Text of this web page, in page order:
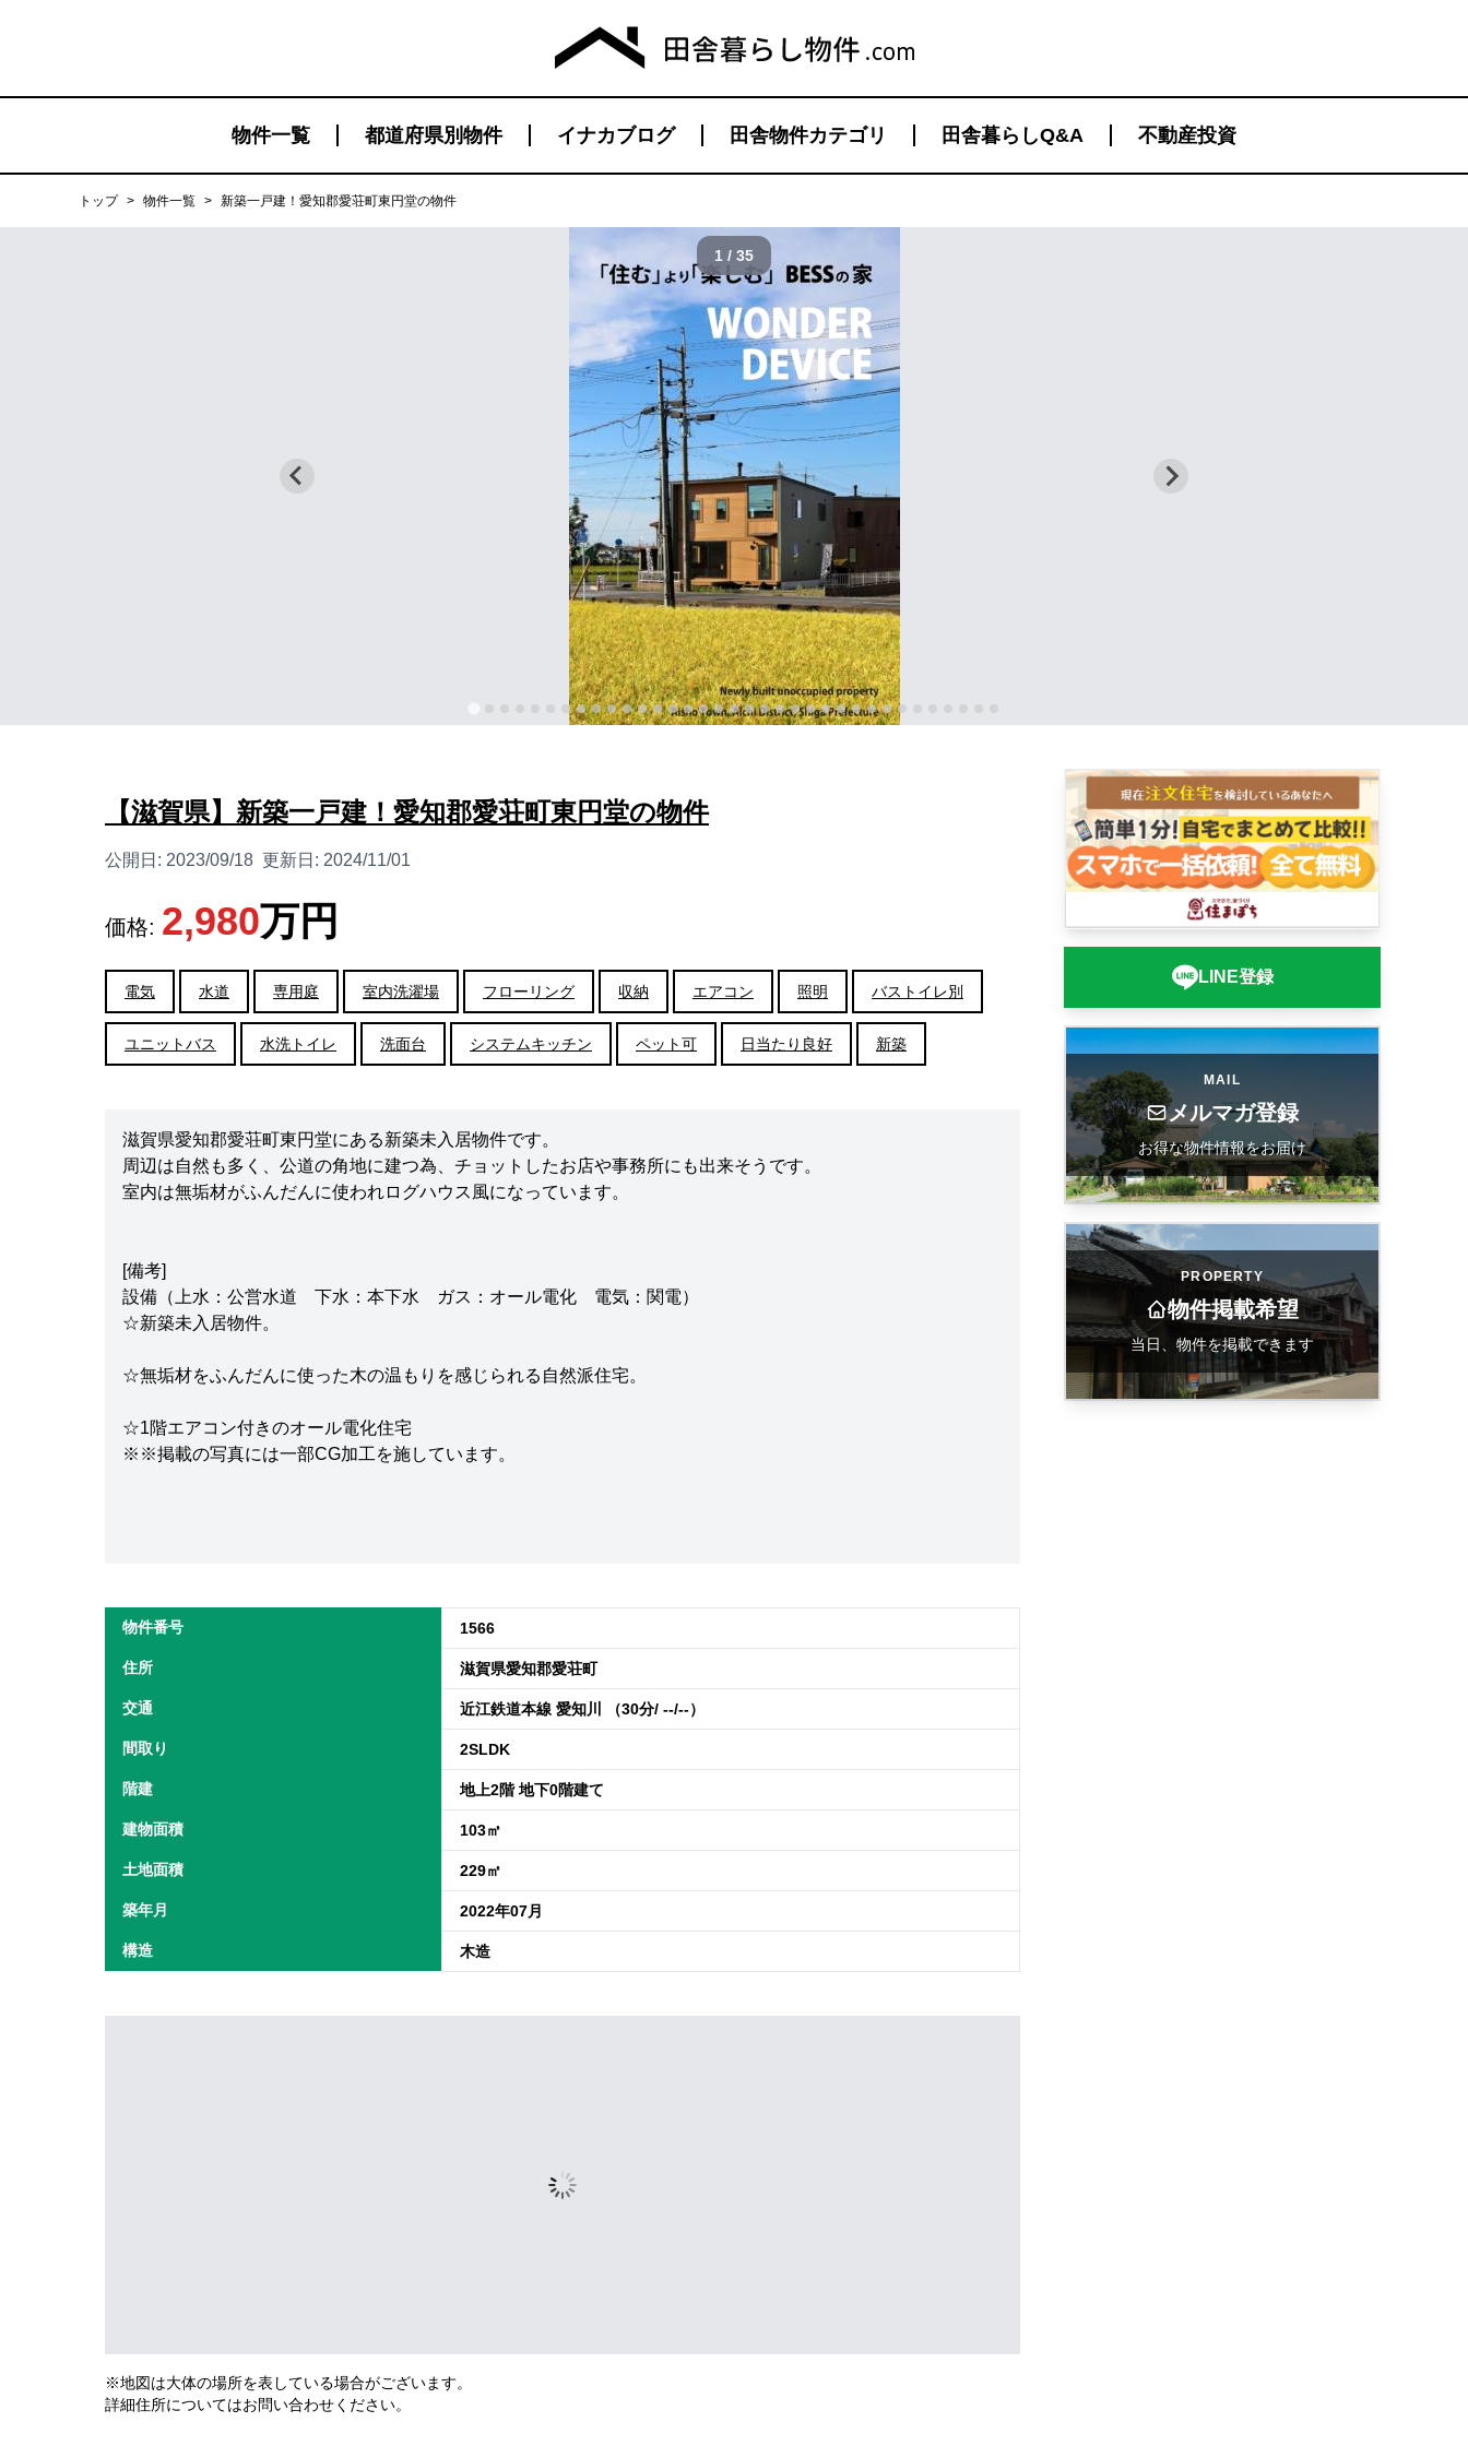
物件一覧 都道府県別物件 イナカブログ 田舎物件カテゴリ 田舎暮らしQ&A 不動産投資
トップ > 物件一覧 > 新築一戸建！愛知郡愛荘町東円堂の物件
1 / 35
【滋賀県】新築一戸建！愛知郡愛荘町東円堂の物件
公開日: 2023/09/18 更新日: 2024/11/01
価格: 2,980万円
電気 水道 専用庭 室内洗濯場 フローリング 収納 エアコン 照明 バストイレ別
ユニットバス 水洗トイレ 洗面台 システムキッチン ペット可 日当たり良好 新築
滋賀県愛知郡愛荘町東円堂にある新築未入居物件です。
周辺は自然も多く、公道の角地に建つ為、チョットしたお店や事務所にも出来そうです。
室内は無垢材がふんだんに使われログハウス風になっています。
[備考]
設備（上水：公営水道 下水：本下水 ガス：オール電化 電気：関電）
☆新築未入居物件。
☆無垢材をふんだんに使った木の温もりを感じられる自然派住宅。
☆1階エアコン付きのオール電化住宅
※※掲載の写真には一部CG加工を施しています。
物件番号 1566
住所 滋賀県愛知郡愛荘町
交通 近江鉄道本線 愛知川 （30分/ --/--）
間取り 2SLDK
階建 地上2階 地下0階建て
建物面積 103㎡
土地面積 229㎡
築年月 2022年07月
構造 木造
※地図は大体の場所を表している場合がございます。
詳細住所についてはお問い合わせください。
LINE登録
MAIL
メルマガ登録
お得な物件情報をお届け
PROPERTY
物件掲載希望
当日、物件を掲載できます